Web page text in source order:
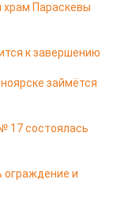
храм Параскевы
к завершению
займётся
17 состоялась
ограждение и